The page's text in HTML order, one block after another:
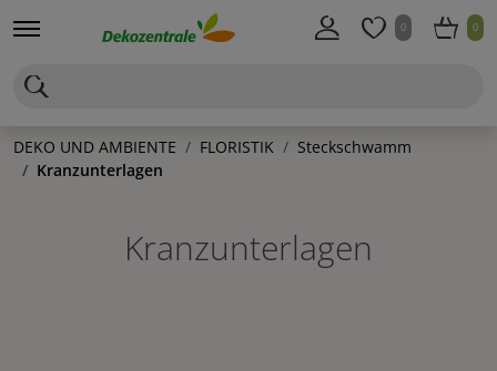
0 0
DEKO UND AMBIENTE FLORISTIK
Steckschwamm
Kranzunterlagen
Kranzunterlagen